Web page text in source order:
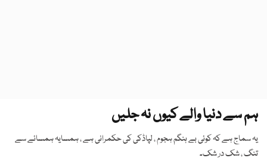
ہم سے دنیا والے کیوں نہ جلیں
یہ سماج ہے کہ کوئی بے ہنگم ہجوم ، لپاڈکی کی حکمرانی ہے ، ہمسایہ ہمسائے سے
تنگ ، شک در شک۔